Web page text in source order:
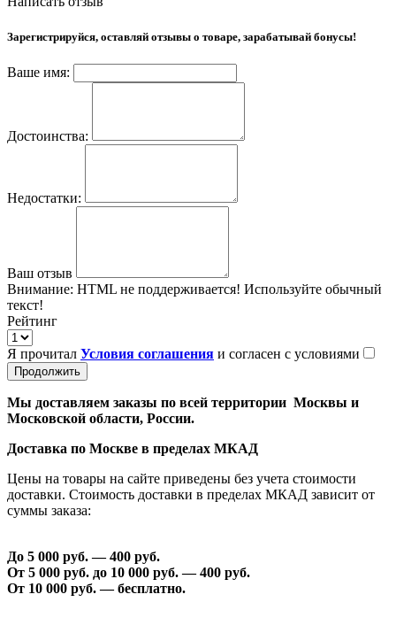
Зарегистрируйся, оставляй отзывы о товаре, зарабатывай бонусы!
Ваше имя:
Достоинства:
Недостатки:
Ваш отзыв
Внимание: HTML не поддерживается! Используйте обычный
текст!
Рейтинг
Я прочитал Условия соглашения и согласен с условиями
Продолжить
Мы доставляем заказы по всей территории Москвы и
Московской области, России.
Доставка по Москве в пределах МКАД
Цены на товары на сайте приведены без учета стоимости
доставки. Стоимость доставки в пределах МКАД зависит от
суммы заказа:
До 5 000 руб. —400 руб.
От 5 000 руб. до 10 000 руб. —400 руб.
От 10 000 руб. — бесплатно.